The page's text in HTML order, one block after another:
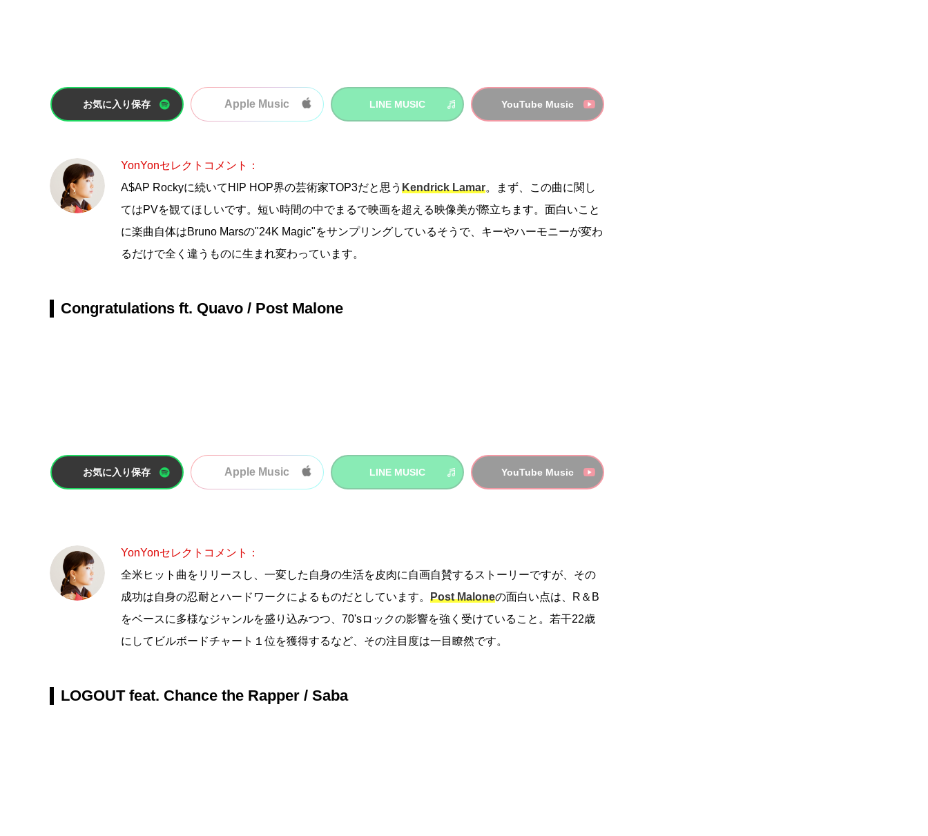
お気に入り保存 Apple Music LINE MUSIC YouTube Music
YonYonセレクトコメント：
A$AP Rockyに続いてHIP HOP界の芸術家TOP3だと思う Kendrick Lamar。まず、この曲に関し
てはPVを観てほしいです。短い時間の中でまるで映画を超える映像美が際立ちます。面白いこと
に楽曲自体はBruno Marsの"24K Magic"をサンプリングしているそうで、キーやハーモニーが変わ
るだけで全く違うものに生まれ変わっています。
Congratulations ft. Quavo / Post Malone
お気に入り保存 Apple Music LINE MUSIC YouTube Music
YonYonセレクトコメント：
全米ヒット曲をリリースし、一変した自身の生活を皮肉に自画自賛するストーリーですが、その
成功は自身の忍耐とハードワークによるものだとしています。 Post Maloneの面白い点は、R＆B
をベースに多様なジャンルを盛り込みつつ、70'sロックの影響を強く受けていること。若干22歳
にしてビルボードチャート１位を獲得するなど、その注目度は一目瞭然です。
LOGOUT feat. Chance the Rapper / Saba